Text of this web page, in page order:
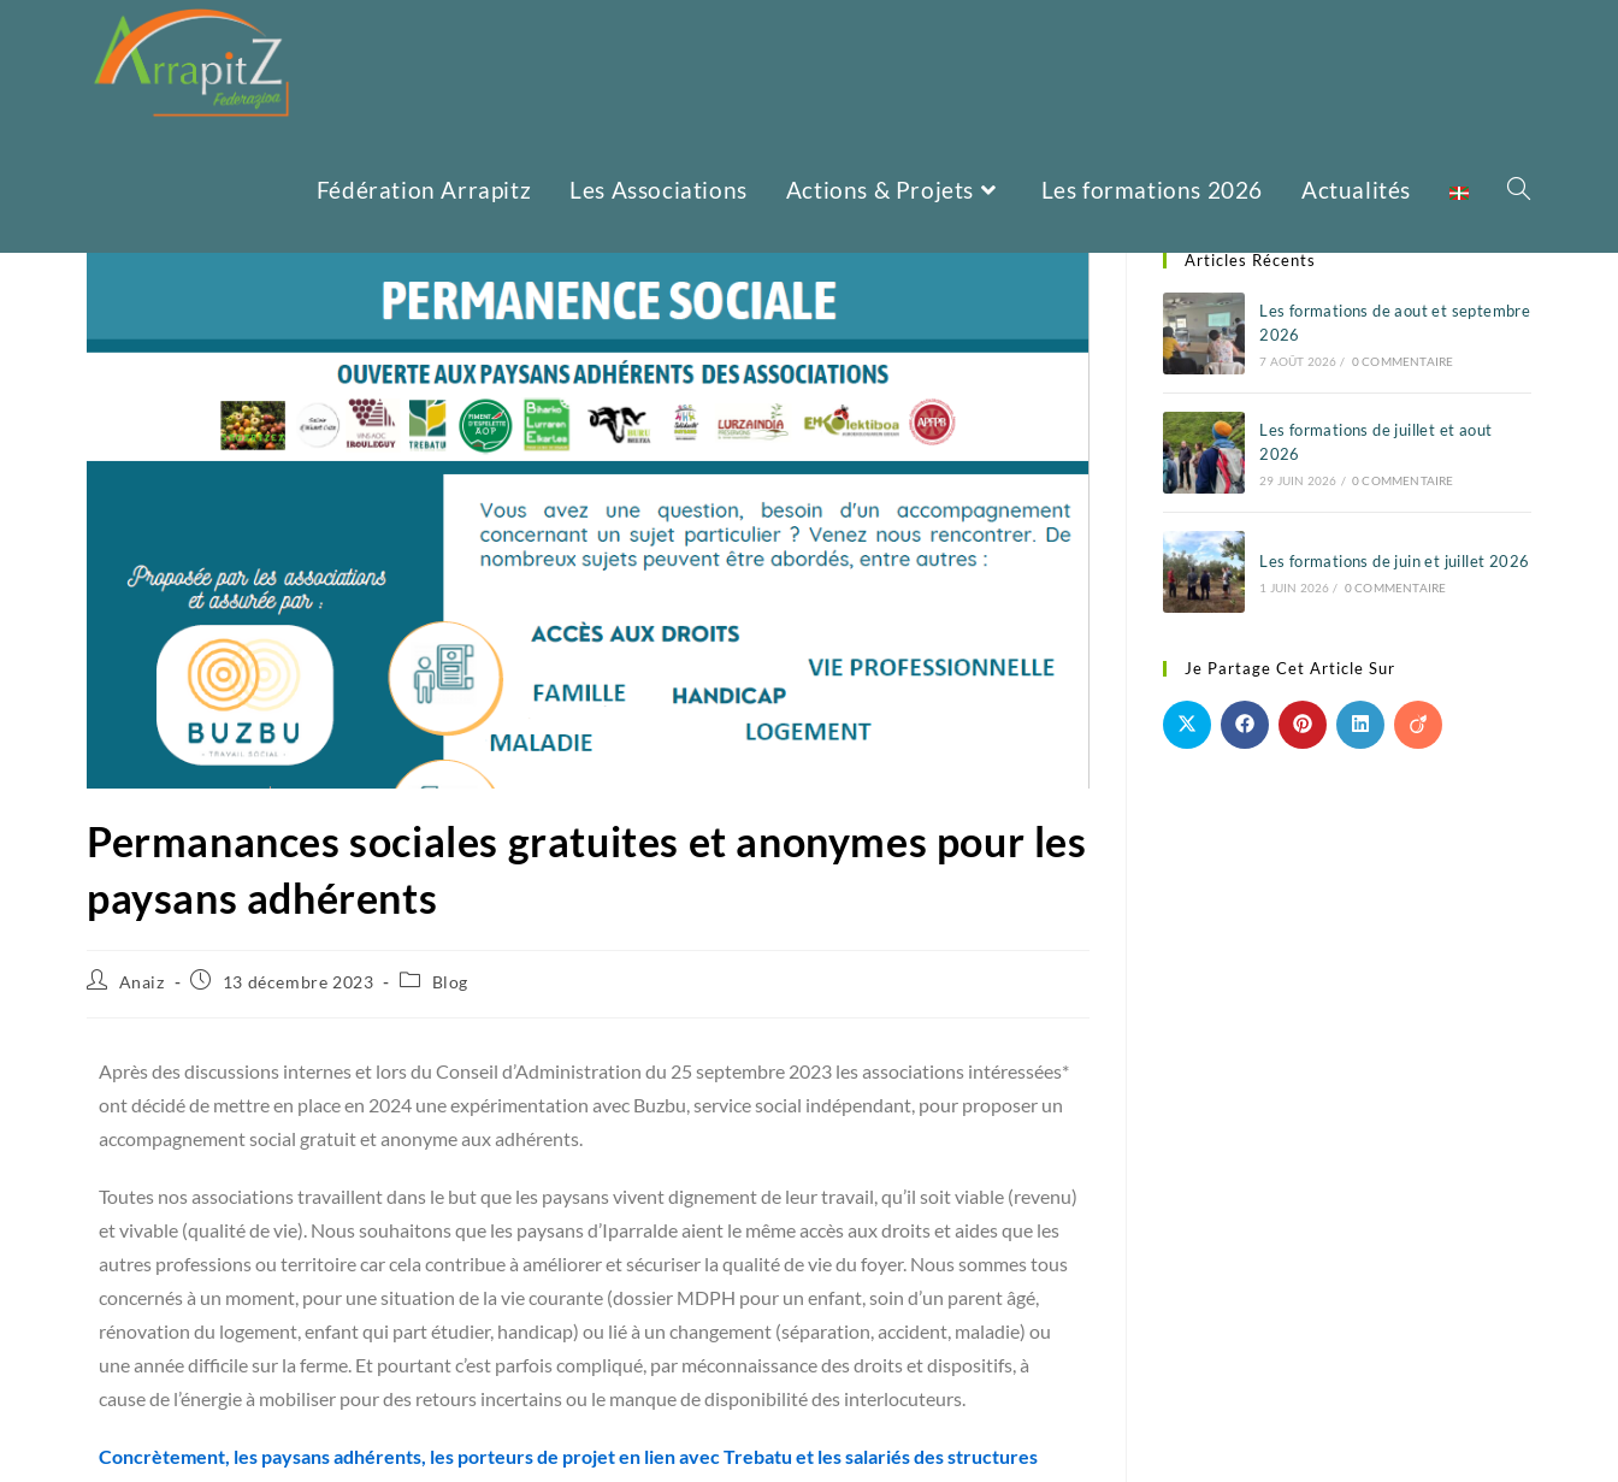
Fédération Arrapitz Les Associations Actions & Projets Les formations 2026 Actualités
Permanances sociales gratuites et anonymes pour les
paysans adhérents
Anaiz 13 décembre 2023 Blog
Après des discussions internes et lors du Conseil d’Administration du 25 septembre 2023 les associations intéressées*
ont décidé de mettre en place en 2024 une expérimentation avec Buzbu, service social indépendant, pour proposer un
accompagnement social gratuit et anonyme aux adhérents.
Toutes nos associations travaillent dans le but que les paysans vivent dignement de leur travail, qu’il soit viable (revenu)
et vivable (qualité de vie). Nous souhaitons que les paysans d’Iparralde aient le même accès aux droits et aides que les
autres professions ou territoire car cela contribue à améliorer et sécuriser la qualité de vie du foyer. Nous sommes tous
concernés à un moment, pour une situation de la vie courante (dossier MDPH pour un enfant, soin d’un parent âgé,
rénovation du logement, enfant qui part étudier, handicap) ou lié à un changement (séparation, accident, maladie) ou
une année difficile sur la ferme. Et pourtant c’est parfois compliqué, par méconnaissance des droits et dispositifs, à
cause de l’énergie à mobiliser pour des retours incertains ou le manque de disponibilité des interlocuteurs.
Concrètement, les paysans adhérents, les porteurs de projet en lien avec Trebatu et les salariés des structures
Articles Récents
Les formations de aout et septembre
2026
7 AOÛT 2026 / 0 COMMENTAIRE
Les formations de juillet et aout
2026
29 JUIN 2026 / 0 COMMENTAIRE
Les formations de juin et juillet 2026
1 JUIN 2026 / 0 COMMENTAIRE
Je Partage Cet Article Sur